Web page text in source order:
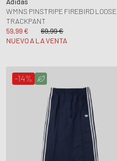
WMNS PINSTRIPE FIREBIRD LOOSE
TRACKPANT
59,99 €
69,99 €
NUEVO A LA VENTA
-14%